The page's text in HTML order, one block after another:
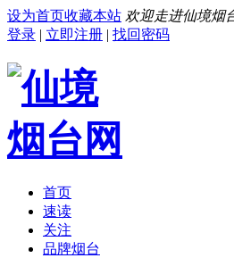
设为首页收藏本站 欢迎走进仙境烟
登录 | 立即注册 | 找回密码
首页
速读
关注
品牌烟台